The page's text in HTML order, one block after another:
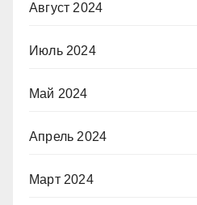
Август 2024
Июль 2024
Май 2024
Апрель 2024
Март 2024